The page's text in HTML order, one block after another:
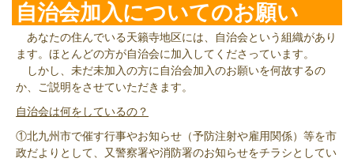
自治会加入についてのお願い
あなたの住んでいる天籟寺地区には、自治会という組織があり
ます。ほとんどの方が自治会に加入してくださっています。
しかし、未だ未加入の方に自治会加入のお願いを何故するの
か、ご説明をさせていただきます。
自治会は何をしているの？
①北九州市で催す行事やお知らせ（予防注射や雇用関係）等を市
政だよりとして、又警察署や消防署のお知らせをチラシとしてい